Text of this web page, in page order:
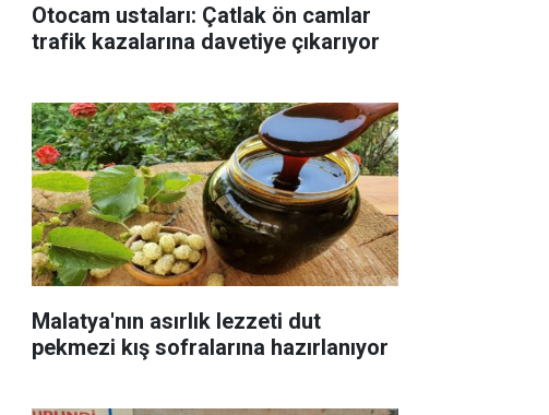
Otocam ustaları: Çatlak ön camlar
trafik kazalarına davetiye çıkarıyor
Malatya'nın asırlık lezzeti dut
pekmezi kış sofralarına hazırlanıyor